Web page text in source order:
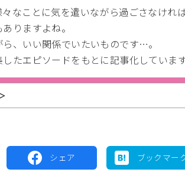
なことに気を遣いながら過ごさなけれ
りますよね。
、いい関係でいたいものです…。
たエピソードをもとに記事化しています